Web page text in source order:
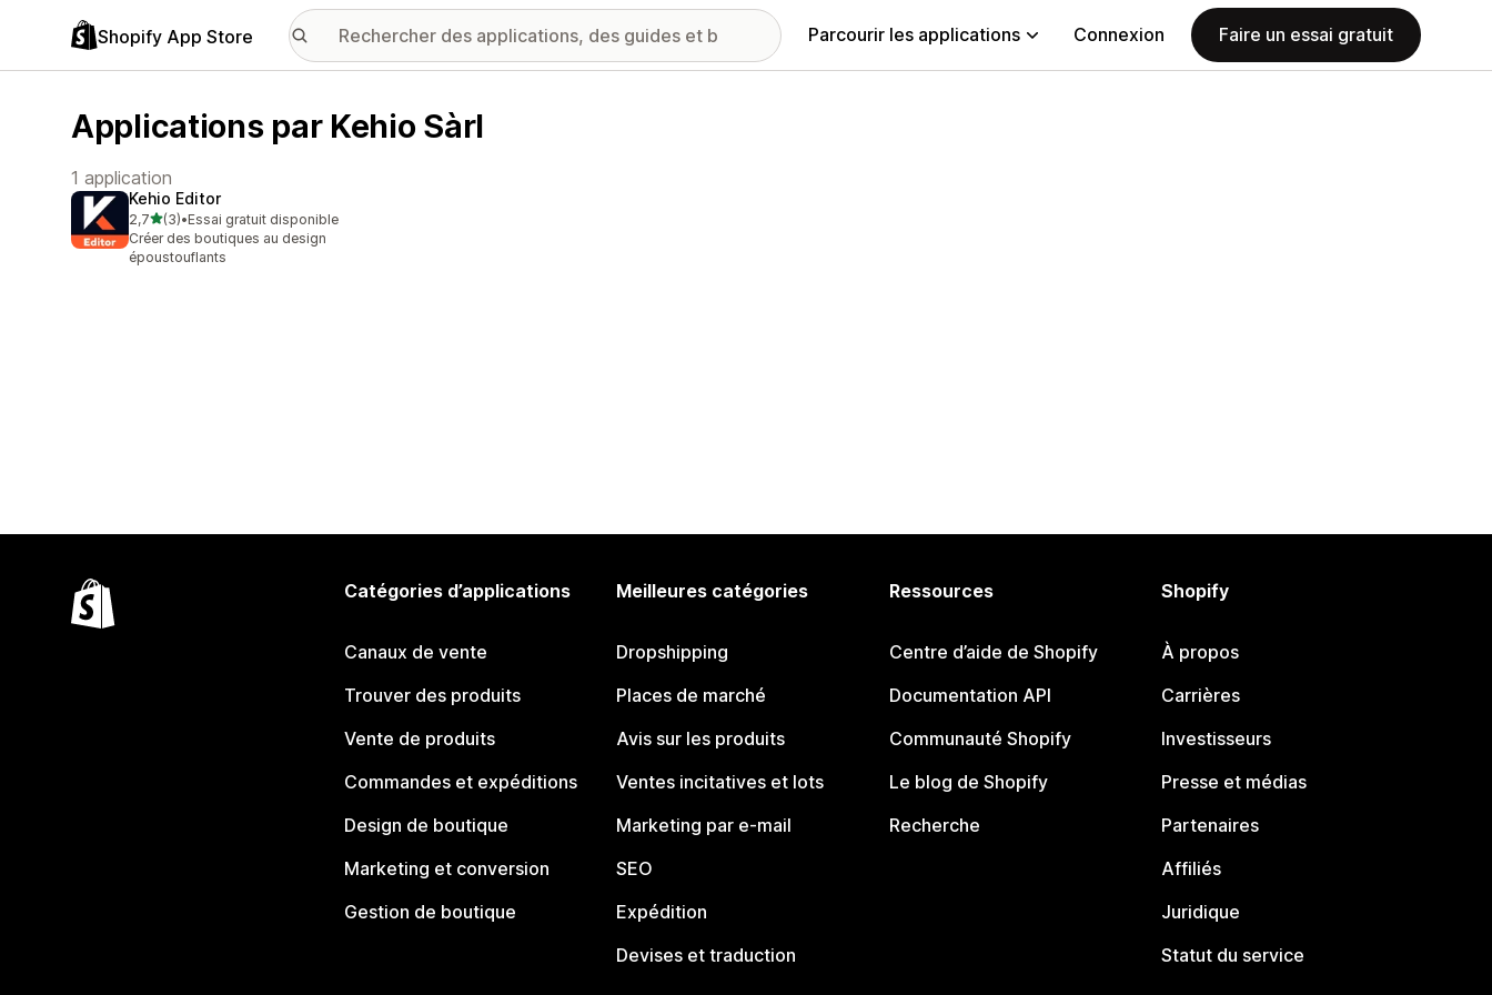
Shopify App Store Parcourir les applications Connexion Faire un essai gratuit
Applications par Kehio Sàrl
1 application
Kehio Editor
2,7étoile(s) sur 5
(3)
3 avis au total
•Essai gratuit disponible
Créer des boutiques au design
époustouflants
Catégories d’applications
Canaux de vente
Trouver des produits
Vente de produits
Commandes et expéditions
Design de boutique
Marketing et conversion
Gestion de boutique
Meilleures catégories
Dropshipping
Places de marché
Avis sur les produits
Ventes incitatives et lots
Marketing par e-mail
SEO
Expédition
Devises et traduction
Ressources
Centre d’aide de Shopify
Documentation API
Communauté Shopify
Le blog de Shopify
Recherche
Shopify
À propos
Carrières
Investisseurs
Presse et médias
Partenaires
Affiliés
Juridique
Statut du service